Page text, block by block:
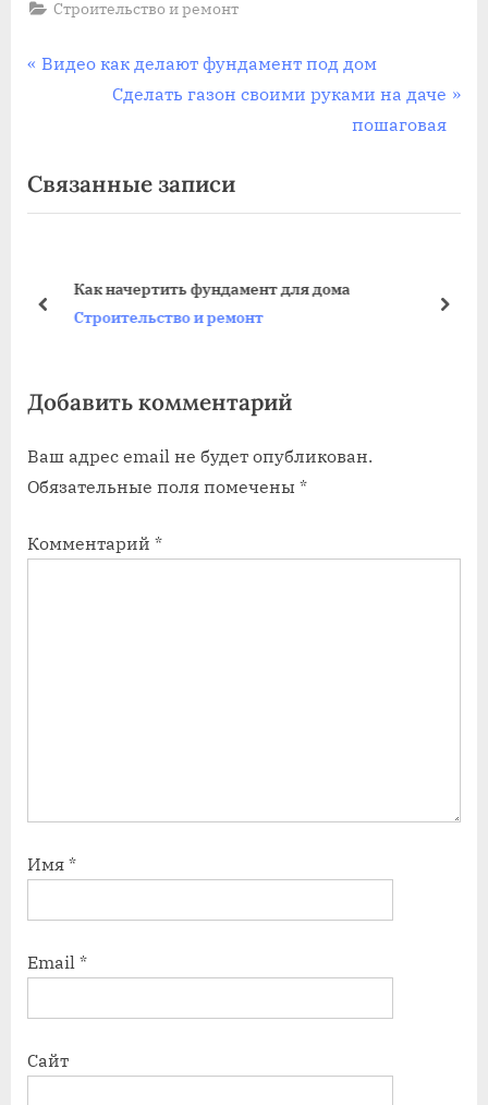
Строительство и ремонт
Навигация
П
ы
д
а
а
и
с
:
Видео как делают фундамент под дом
С
д
у
а
и
с
:
Сделать газон своими руками на даче
пошаговая
Связанные записи
Как начертить фундамент для дома
Строительство и ремонт
пред
Добавить комментарий
Ваш адрес email не будет опубликован.
Обязательные поля помечены *
Комментарий *
Имя *
Email *
Сайт